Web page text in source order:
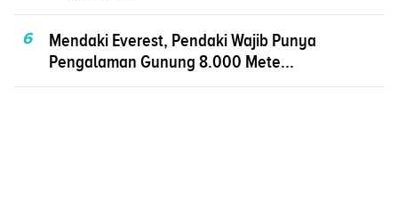
6
Mendaki Everest, Pendaki Wajib Punya
Pengalaman Gunung 8.000 Mete...